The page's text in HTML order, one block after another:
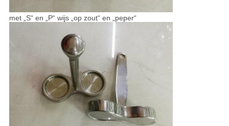
met „S“ en „P“ wijs „op zout“ en „peper“